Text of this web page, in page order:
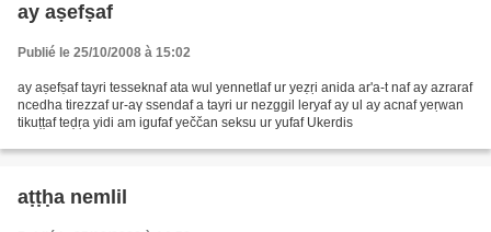
ay aṣefṣaf
Publié le 25/10/2008 à 15:02
ay aṣefṣaf tayri tesseknaf ata wul yennetlaf ur yeẓṛi anida ar'a-t naf ay azraraf
ncedha tirezzaf ur-aγ ssendaf a tayri ur nezggil leryaf ay ul ay acnaf yeṛwan
tikuṭṭaf teḍṛa yidi am igufaf yeččan seksu ur yufaf Ukerdis
aṭṭḥa nemlil